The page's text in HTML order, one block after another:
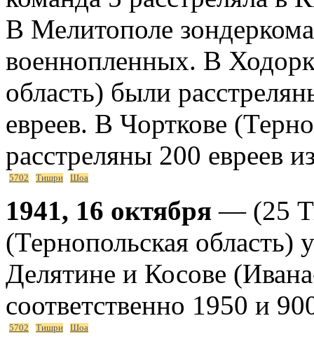
В Мелитополе
военнопленных. В
область) были
евреев. В Чорткове
расстреляны 200 евреев
5702 Тишри Шоа
1941, 16 октября — (25
(Тернопольская область)
Делятине и Косове
соответственно 1950 и
5702 Тишри Шоа